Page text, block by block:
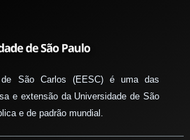
São Carlos (EESC) é uma das
e extensão da Universidade de São
e de padrão mundial.